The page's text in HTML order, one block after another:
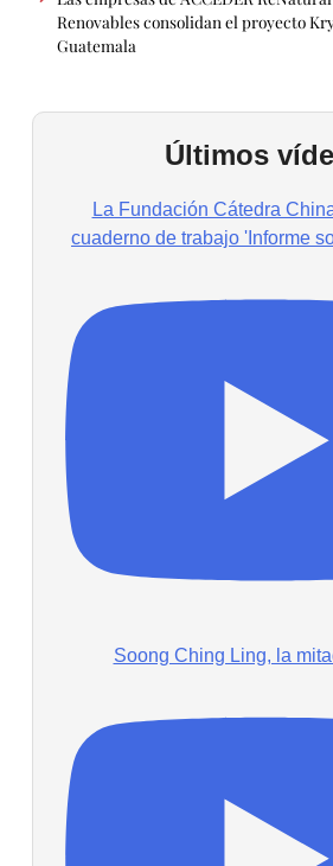
Renovables consolidan el proyecto
Guatemala
Últimos
La Fundación Cátedra
cuaderno de trabajo 'Informe
Soong Ching Ling, la